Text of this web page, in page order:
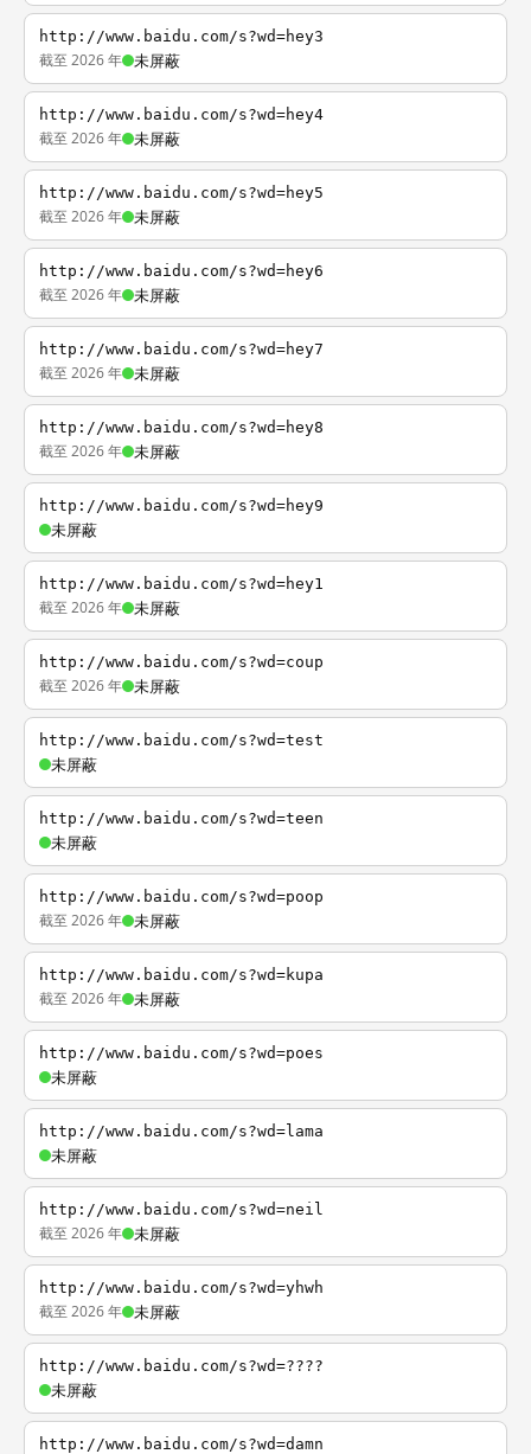
http://www.baidu.com/s?wd=hey3
截至 2026 年 未屏蔽
http://www.baidu.com/s?wd=hey4
截至 2026 年 未屏蔽
http://www.baidu.com/s?wd=hey5
截至 2026 年 未屏蔽
http://www.baidu.com/s?wd=hey6
截至 2026 年 未屏蔽
http://www.baidu.com/s?wd=hey7
截至 2026 年 未屏蔽
http://www.baidu.com/s?wd=hey8
截至 2026 年 未屏蔽
http://www.baidu.com/s?wd=hey9
未屏蔽
http://www.baidu.com/s?wd=hey1
截至 2026 年 未屏蔽
http://www.baidu.com/s?wd=coup
截至 2026 年 未屏蔽
http://www.baidu.com/s?wd=test
未屏蔽
http://www.baidu.com/s?wd=teen
未屏蔽
http://www.baidu.com/s?wd=poop
截至 2026 年 未屏蔽
http://www.baidu.com/s?wd=kupa
截至 2026 年 未屏蔽
http://www.baidu.com/s?wd=poes
未屏蔽
http://www.baidu.com/s?wd=lama
未屏蔽
http://www.baidu.com/s?wd=neil
截至 2026 年 未屏蔽
http://www.baidu.com/s?wd=yhwh
截至 2026 年 未屏蔽
http://www.baidu.com/s?wd=????
未屏蔽
http://www.baidu.com/s?wd=damn